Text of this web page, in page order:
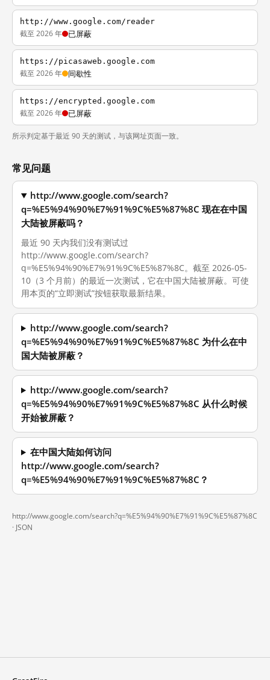
http://www.google.com/reader
截至 2026 年 已屏蔽
https://picasaweb.google.com
截至 2026 年 间歇性
https://encrypted.google.com
截至 2026 年 已屏蔽
所示判定基于最近 90 天的测试，与该网址页面一致。
常见问题
http://www.google.com/search?
q=%E5%94%90%E7%91%9C%E5%87%8C 现在在中国
大陆被屏蔽吗？
最近 90 天内我们没有测试过
http://www.google.com/search?
q=%E5%94%90%E7%91%9C%E5%87%8C。截至 2026-05-
10（3 个月前）的最近一次测试，它在中国大陆被屏蔽。可使
用本页的“立即测试”按钮获取最新结果。
http://www.google.com/search?
q=%E5%94%90%E7%91%9C%E5%87%8C 为什么在中
国大陆被屏蔽？
http://www.google.com/search?
q=%E5%94%90%E7%91%9C%E5%87%8C 从什么时候
开始被屏蔽？
在中国大陆如何访问
http://www.google.com/search?
q=%E5%94%90%E7%91%9C%E5%87%8C？
http://www.google.com/search?q=%E5%94%90%E7%91%9C%E5%87%8C
· JSON